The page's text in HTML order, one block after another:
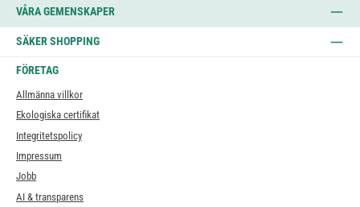
VÅRA GEMENSKAPER
SÄKER SHOPPING
FÖRETAG
Allmänna villkor
Ekologiska certifikat
Integritetspolicy
Impressum
Jobb
AI & transparens